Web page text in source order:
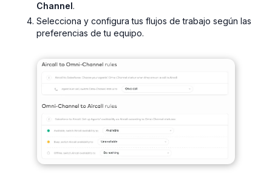
Channel.
Selecciona y configura tus flujos de trabajo según las
preferencias de tu equipo.